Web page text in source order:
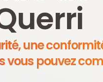
une
vous pouvez